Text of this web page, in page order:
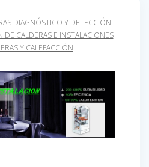
DIAGNÓSTICO Y DETECCIÓN
DE CALDERAS E INSTALACIONES
Y CALEFACCIÓN